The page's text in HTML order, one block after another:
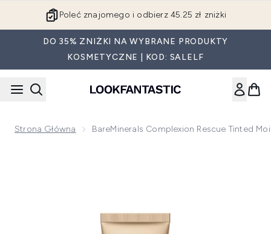
Poleć znajomego i odbierz 45.25 zł zniżki
DO 35% ZNIŻKI NA WYBRANE PRODUKTY
KOSMETYCZNE | KOD: SALELF
Strona Główna BareMinerals Complexion Rescue Tinted